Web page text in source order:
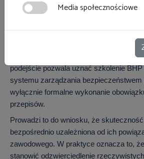
ogólnych zasad prawa pracy, lecz
rozpoznawania stanów
sytuacjach awaryjnych oraz
bezpieczeństwo własne i
podejście pozwala uznać szkolenie
systemu zarządzania bezpieczeństwem
wyłącznie formalne wykonanie
przepisów.
Prowadzi to do wniosku, że
bezpośrednio uzależniona od ich
zawodowego. W praktyce oznacza to,
stanowić odzwierciedlenie
Media społecznościowe